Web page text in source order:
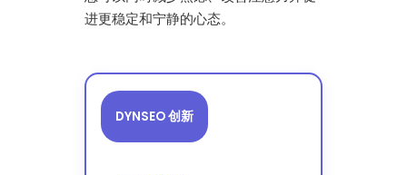
进更稳定和宁静的心态。
DYNSEO 创新